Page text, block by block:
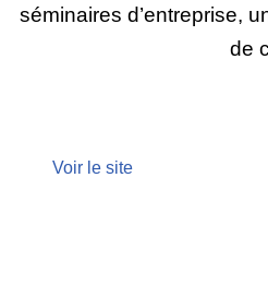
séminaires d’entreprise,
de
Voir le site